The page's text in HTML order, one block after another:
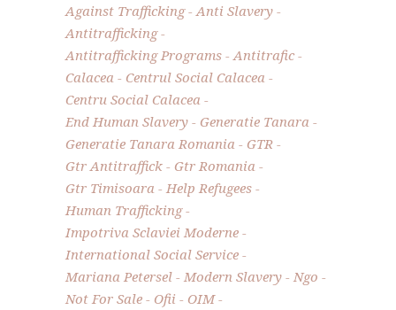
Against Trafficking
Anti Slavery
Antitrafficking
Antitrafficking Programs
Antitrafic
Calacea
Centrul Social Calacea
Centru Social Calacea
End Human Slavery
Generatie Tanara
Generatie Tanara Romania
GTR
Gtr Antitraffick
Gtr Romania
Gtr Timisoara
Help Refugees
Human Trafficking
Impotriva Sclaviei Moderne
International Social Service
Mariana Petersel
Modern Slavery
Ngo
Not For Sale
Ofii
OIM